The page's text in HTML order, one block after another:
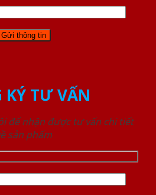
KÝ TƯ VẤN
để nhận được tư vấn chi tiết
sản phẩm